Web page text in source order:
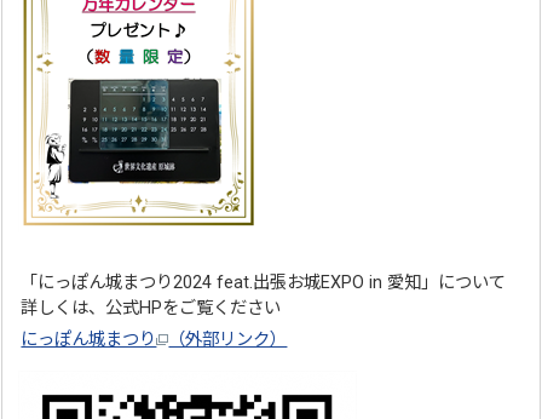
「にっぽん城まつり2024 feat.出張お城EXPO in 愛知」について
詳しくは、公式HPをご覧ください
にっぽん城まつり
（外部リンク）